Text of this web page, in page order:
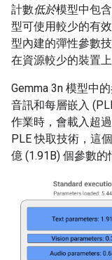
計數低於模型中包
型可使用較少的有
型內建的彈性參數
在資源較少的裝置上
Gemma 3n 模型中
音訊和每層嵌入
作業時，會載入超
PLE 快取技術，這
億 (1.91B) 個參數的